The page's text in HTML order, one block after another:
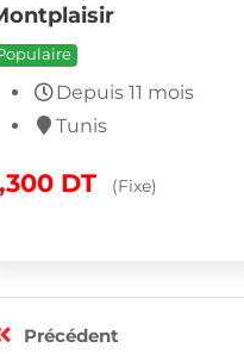
Depuis 11 mois
Tunis
DT (Fixe)
Précédent